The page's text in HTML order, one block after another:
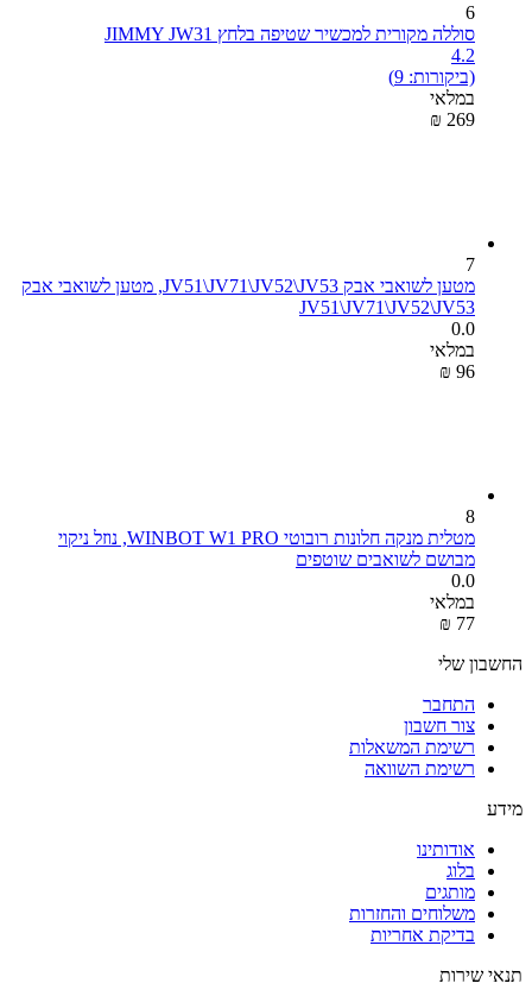
6
סוללה מקורית למכשיר שטיפה בלחץ JIMMY JW31
4.2
(ביקורות: 9)
במלאי
₪ ‍269‍
7
מטען לשואבי אבק JV51\JV71\JV52\JV53, מטען לשואבי אבק
JV51\JV71\JV52\JV53
0.0
במלאי
₪ ‍96‍
8
מטלית מנקה חלונות רובוטי WINBOT W1 PRO, נוזל ניקוי
מבושם לשואבים שוטפים
0.0
במלאי
₪ ‍77‍
החשבון שלי
התחבר
צור חשבון
רשימת המשאלות
רשימת השוואה
מידע
אודותינו
בלוג
מותגים
משלוחים והחזרות
בדיקת אחריות
תנאי שירות